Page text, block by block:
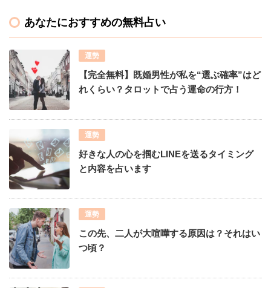
あなたにおすすめの無料占い
運勢
【完全無料】既婚男性が私を“選ぶ確率”はど
れくらい？タロットで占う運命の行方！
運勢
好きな人の心を掴むLINEを送るタイミング
と内容を占います
運勢
この先、二人が大喧嘩する原因は？それはい
つ頃？